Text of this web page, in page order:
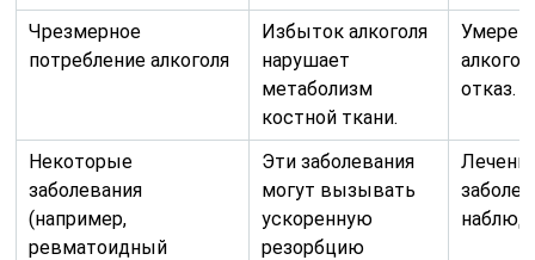
Чрезмерное
потребление алкоголя
Избыток алкоголя
нарушает
метаболизм
костной ткани.
отказ.
Некоторые
заболевания
(например,
ревматоидный
Эти заболевания
могут вызывать
ускоренную
резорбцию